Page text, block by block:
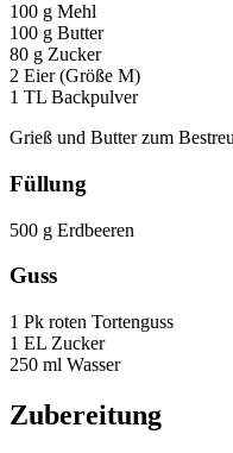
100 g Mehl
100 g Butter
80 g Zucker
2 Eier (Größe M)
1 TL Backpulver
Grieß und Butter zum
Füllung
500 g Erdbeeren
Guss
1 Pk roten Tortenguss
1 EL Zucker
250 ml Wasser
Zubereitung